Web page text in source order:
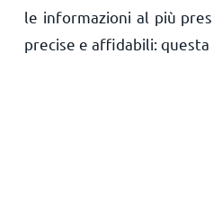
le informazioni al più
precise e affidabili: